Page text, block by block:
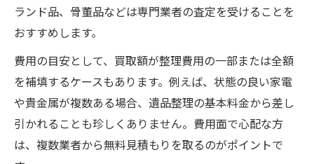
ランド品、骨董品などは専門業者の査定を受けることを
おすすめします。
費用の目安として、買取額が整理費用の一部または全額
を補填するケースもあります。例えば、状態の良い家電
や貴金属が複数ある場合、遺品整理の基本料金から差し
引かれることも珍しくありません。費用面で心配な方
は、複数業者から無料見積もりを取るのがポイントで